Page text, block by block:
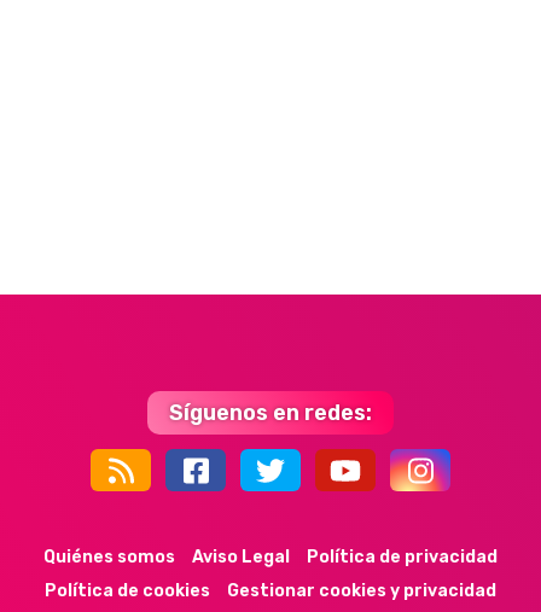
Síguenos en redes:
Quiénes somos Aviso Legal
Política de privacidad
Política de cookies
Gestionar cookies y privacidad